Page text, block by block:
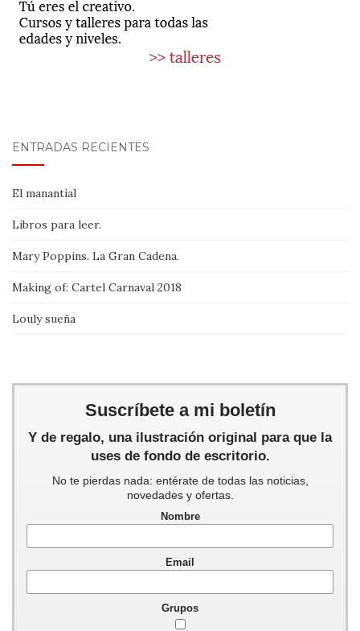
ENTRADAS RECIENTES
El manantial
Libros para leer.
Mary Poppins. La Gran Cadena.
Making of: Cartel Carnaval 2018
Louly sueña
Suscríbete a mi boletín
Y de regalo, una ilustración original para que la
uses de fondo de escritorio.
No te pierdas nada: entérate de todas las noticias,
novedades y ofertas.
Nombre
Email
Grupos